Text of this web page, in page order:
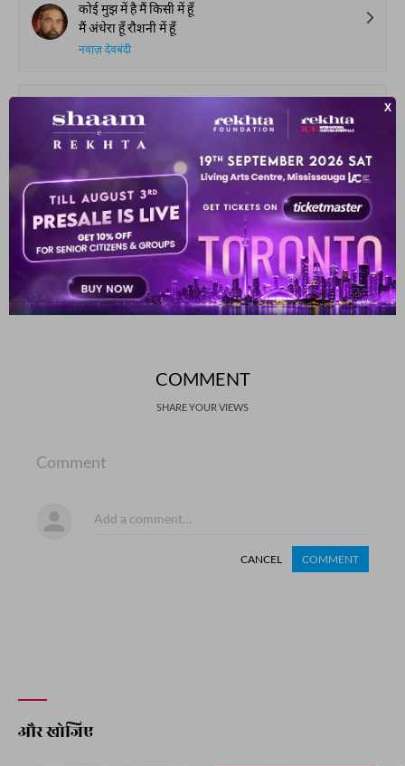
कोई मुझ में है मैं किसी में हूँ
मैं अंधेरा हूँ रौशनी में हूँ
नवाज़ देवबंदी
इस दिल में जल रही हैं अरमान की चिताएँ
हसरत जयपुरी
रास्ता कोई सफ़र कोई मसाफ़त कोई
फिर ख़राबी की अता हो मुझे सूरत कोई
असअ'द बदायुनी
SHOW MORE SUGGESTIONS
COMMENT
SHARE YOUR VIEWS
Comment
CANCEL COMMENT
और खोजिए